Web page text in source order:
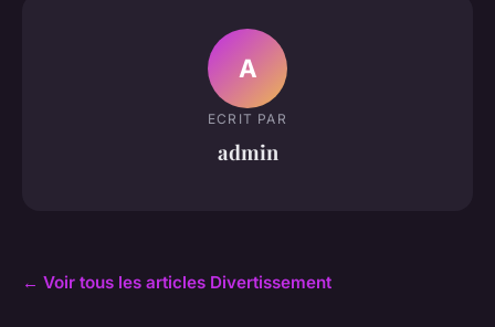
A
ECRIT PAR
admin
← Voir tous les articles Divertissement